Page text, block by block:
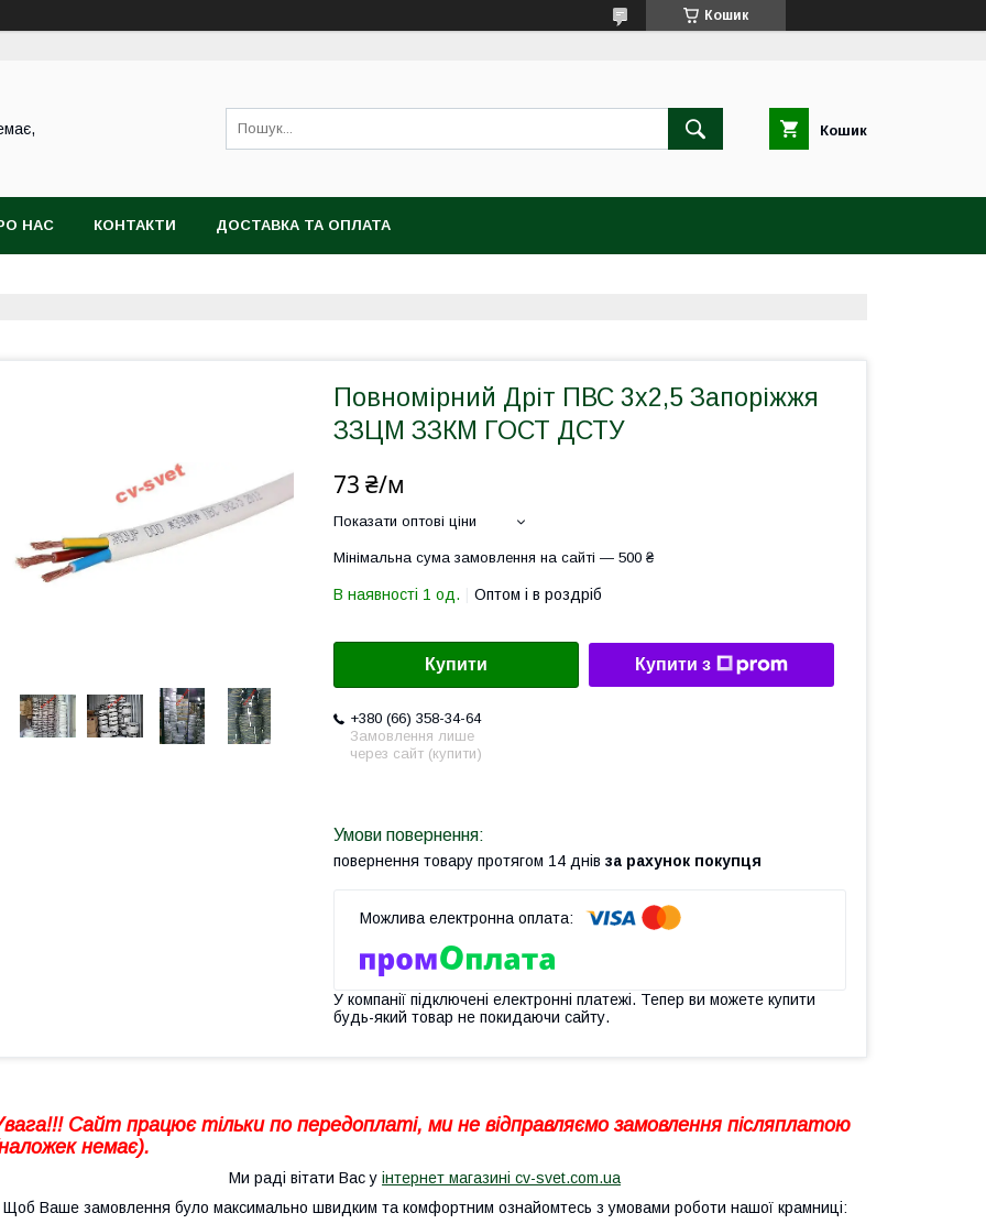
Кошик
Кошик
НАС КОНТАКТИ ДОСТАВКА ТА ОПЛАТА
Повномірний Дріт ПВС 3х2,5 Запоріжжя
ЗЗЦМ ЗЗКМ ГОСТ ДСТУ
73 ₴/м
Показати оптові ціни
Мінімальна сума замовлення на сайті — 500 ₴
В наявності 1 од. Оптом і в роздріб
Купити Купити з
+380 (66) 358-34-64
Замовлення лише
через сайт (купити)
повернення товару протягом 14 днів за рахунок покупця
У компанії підключені електронні платежі. Тепер ви можете купити
будь-який товар не покидаючи сайту.
Сайт працює тільки по передоплаті, ми не відправляємо замовлення післяплатою
немає).
Ми раді вітати Вас у інтернет магазині cv-svet.com.ua
Щоб Ваше замовлення було максимально швидким та комфортним ознайомтесь з умовами роботи нашої крамниці: